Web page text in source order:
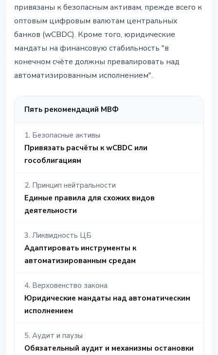
привязаны к безопасным активам, прежде всего к
оптовым цифровым валютам центральных
банков (wCBDC). Кроме того, юридические
мандаты на финансовую стабильность "в
конечном счёте должны превалировать над
автоматизированным исполнением".
Пять рекомендаций МВФ
1. Безопасные активы
Привязать расчёты к wCBDC или
гособлигациям
2. Принцип нейтральности
Единые правила для схожих видов
деятельности
3. Ликвидность ЦБ
Адаптировать инструменты к
автоматизированным средам
4. Верховенство закона
Юридические мандаты над автоматическим
исполнением
5. Аудит и паузы
Обязательный аудит и механизмы остановки